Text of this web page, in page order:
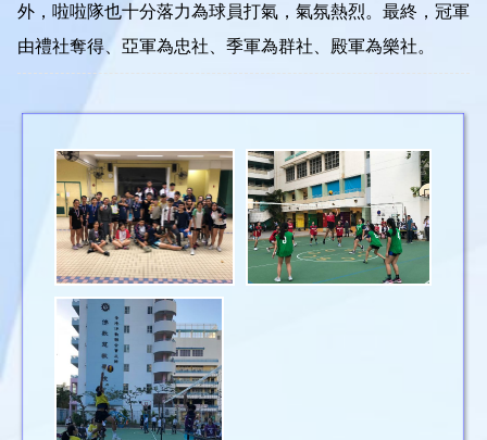
外，啦啦隊也十分落力為球員打氣，氣氛熱烈。最終，冠軍
由禮社奪得、亞軍為忠社、季軍為群社、殿軍為樂社。